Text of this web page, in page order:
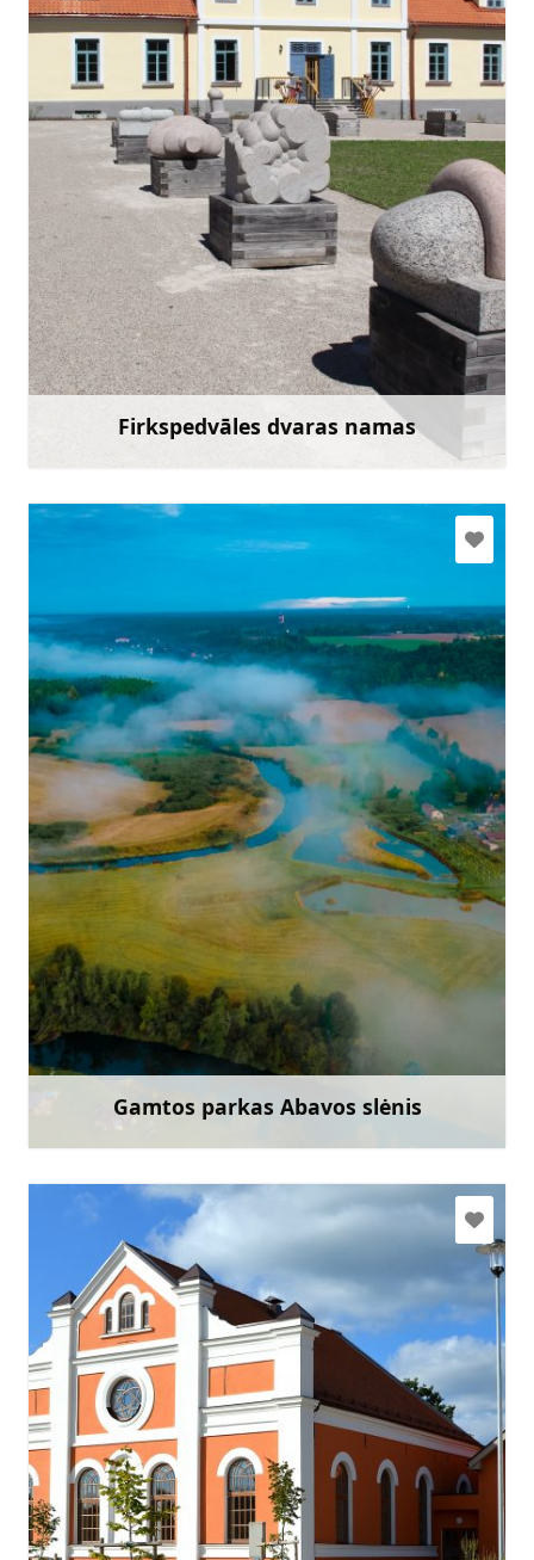
Firkspedvāles dvaras namas
pedvale@pedvale.lv
+371 63252249
Eik su
Sužinoti daugiau
Gamtos parkas Abavos slėnis
Eik su
Sužinoti daugiau